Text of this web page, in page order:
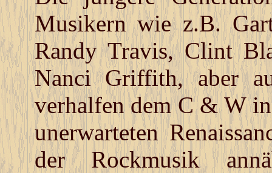
Musikern wie z.B.
Randy Travis, Clint
Nanci Griffith, aber
verhalfen dem C & W
unerwarteten
der Rockmusik